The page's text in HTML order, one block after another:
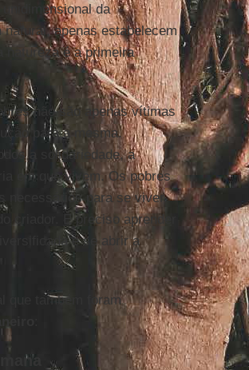
da
apenas estabelecem
natureza é a primeira
não são apenas vítimas
para a mesma.
a solidariedade, a
em que vivem. Os pobres
necessários para se viver.
criador. É preciso aprender
e se abrir a
que também foram